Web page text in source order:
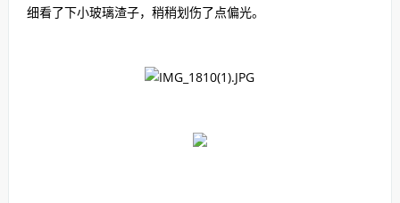
细看了下小玻璃渣子，稍稍划伤了点偏光。